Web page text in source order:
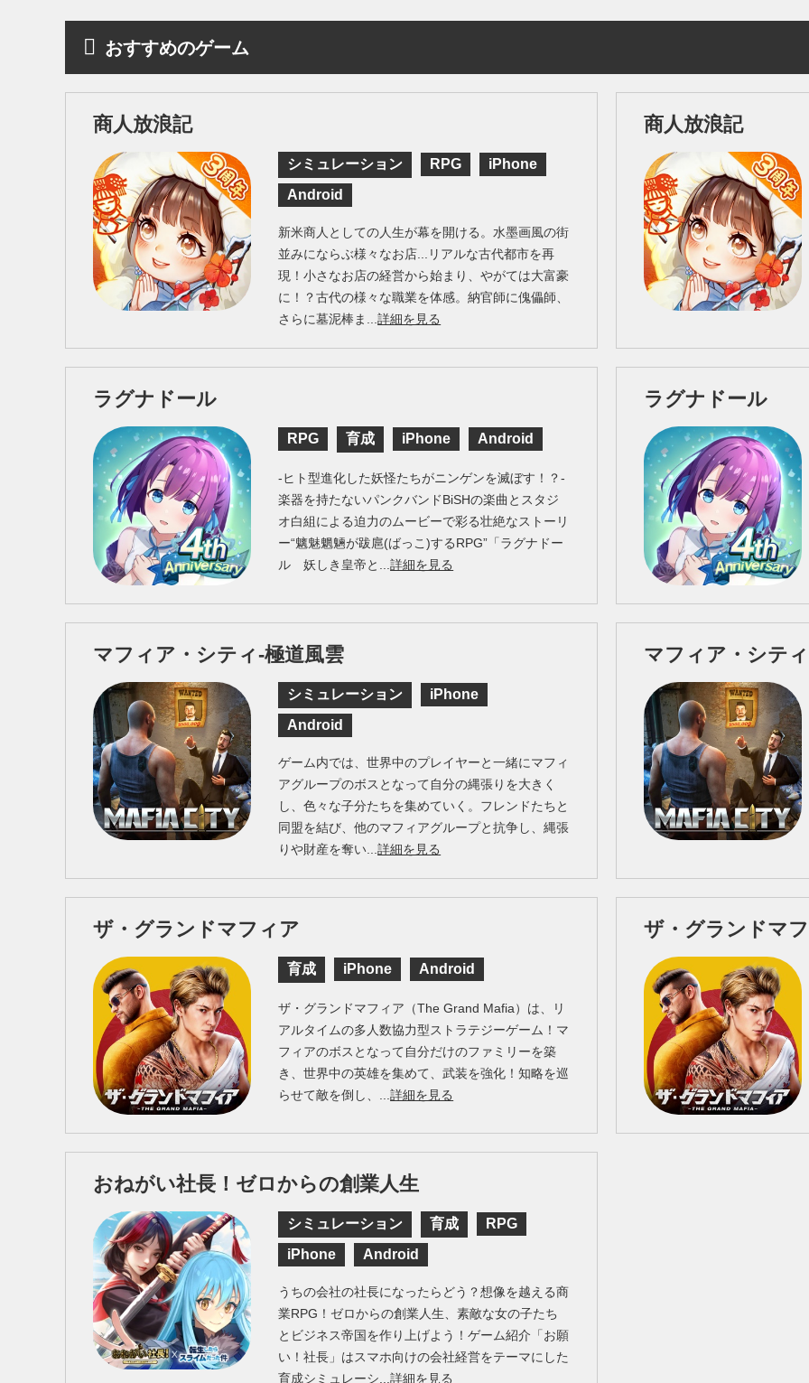
おすすめのゲーム
商人放浪記
シミュレーション RPG
iPhone
Android
新米商人としての人生が幕を開ける。水墨画風の街
並みにならぶ様々なお店...リアルな古代都市を再
現！小さなお店の経営から始まり、やがては大富豪
に！？古代の様々な職業を体感。納官師に傀儡師、
さらに墓泥棒ま...詳細を見る
商人放浪記
ラグナドール
RPG 育成 iPhone Android
-ヒト型進化した妖怪たちがニンゲンを滅ぼす！？-
楽器を持たないパンクバンドBiSHの楽曲とスタジ
オ白組による迫力のムービーで彩る壮絶なストーリ
ー“魑魅魍魎が跋扈(ばっこ)するRPG”「ラグナドー
ル 妖しき皇帝と...詳細を見る
ラグナドール
マフィア・シティ-極道風雲
シミュレーション
iPhone
Android
ゲーム内では、世界中のプレイヤーと一緒にマフィ
アグループのボスとなって自分の縄張りを大きく
し、色々な子分たちを集めていく。フレンドたちと
同盟を結び、他のマフィアグループと抗争し、縄張
りや財産を奪い...詳細を見る
マフィア・シテ
ザ・グランドマフィア
育成 iPhone Android
ザ・グランドマフィア（The Grand Mafia）は、リ
アルタイムの多人数協力型ストラテジーゲーム！マ
フィアのボスとなって自分だけのファミリーを築
き、世界中の英雄を集めて、武装を強化！知略を巡
らせて敵を倒し、...詳細を見る
ザ・グランドマ
おねがい社長！ゼロからの創業人生
シミュレーション 育成
RPG
iPhone
Android
うちの会社の社長になったらどう？想像を越える商
業RPG！ゼロからの創業人生、素敵な女の子たち
とビジネス帝国を作り上げよう！ゲーム紹介「お願
い！社長」はスマホ向けの会社経営をテーマにした
育成シミュレーシ...詳細を見る